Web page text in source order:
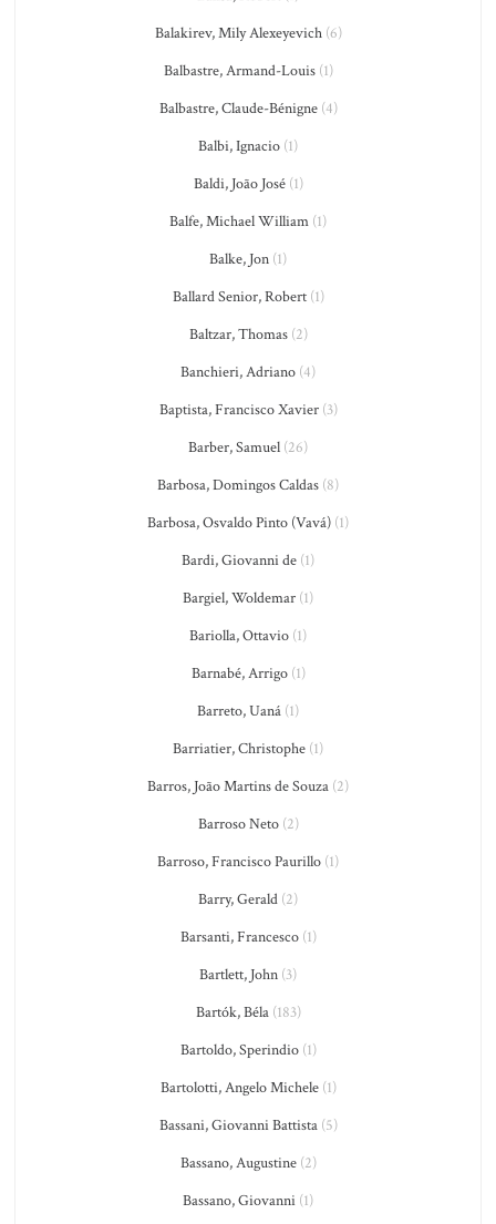
Balakirev, Mily Alexeyevich(6)
Balbastre, Armand-Louis(1)
Balbastre, Claude-Bénigne(4)
Balbi, Ignacio (1)
Baldi, João José(1)
Balfe, Michael William (1)
Balke, Jon (1)
Ballard Senior, Robert(1)
Baltzar, Thomas(2)
Banchieri, Adriano (4)
Baptista, Francisco Xavier(3)
Barber, Samuel (26)
Barbosa, Domingos Caldas (8)
Barbosa, Osvaldo Pinto (Vavá) (1)
Bardi, Giovanni de (1)
Bargiel, Woldemar (1)
Bariolla, Ottavio (1)
Barnabé, Arrigo(1)
Barreto, Uaná (1)
Barriatier, Christophe (1)
Barros, João Martins de Souza (2)
Barroso Neto(2)
Barroso, Francisco Paurillo (1)
Barry, Gerald (2)
Barsanti, Francesco(1)
Bartlett, John (3)
Bartók, Béla(183)
Bartoldo, Sperindio(1)
Bartolotti, Angelo Michele(1)
Bassani, Giovanni Battista(5)
Bassano, Augustine(2)
Bassano, Giovanni (1)